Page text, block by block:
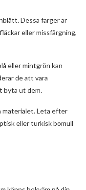
Dessa färger är
eller missfärgning,
eller mintgrön kan
de att vara
byta ut dem.
materialet. Leta efter
eller turkisk bomull